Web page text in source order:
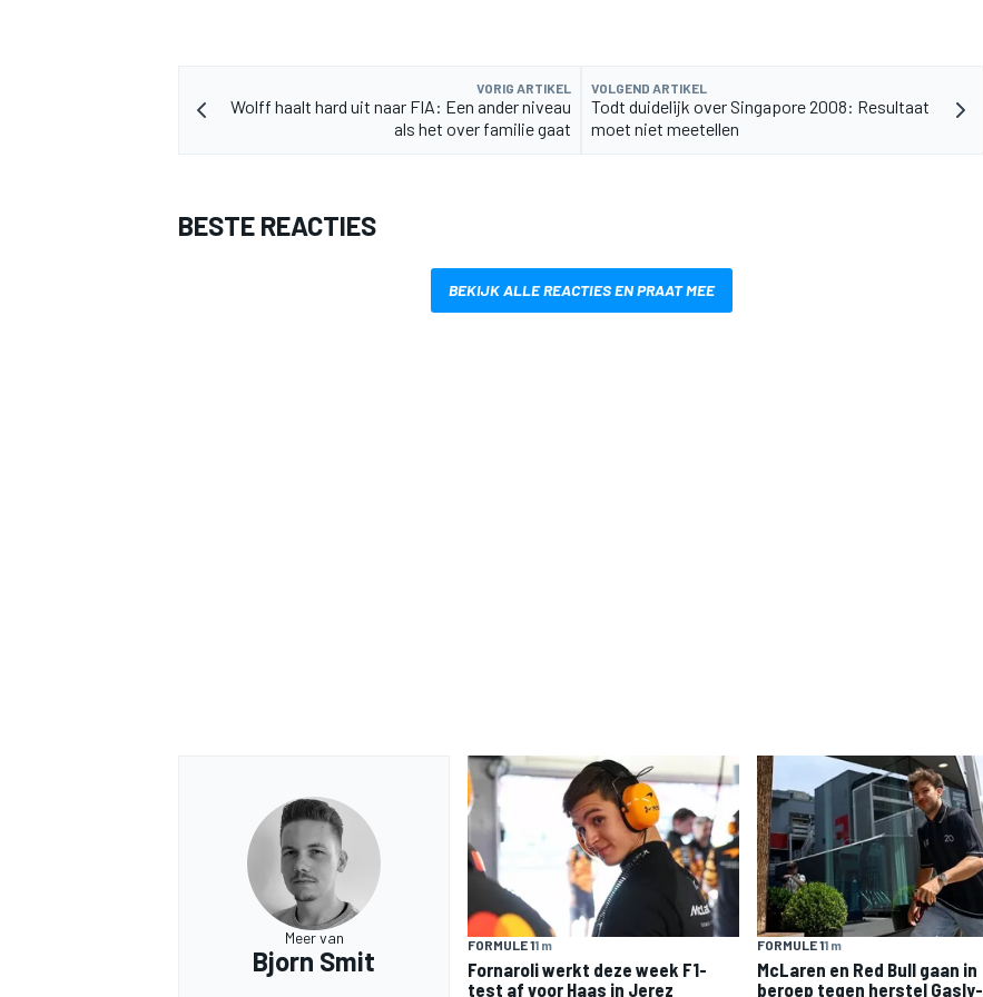
VORIG ARTIKEL
Wolff haalt hard uit naar FIA: Een ander niveau
als het over familie gaat
VOLGEND ARTIKEL
Todt duidelijk over Singapore 2008: Resultaat
moet niet meetellen
BESTE REACTIES
BEKIJK ALLE REACTIES EN PRAAT MEE
Meer van
Bjorn Smit
FORMULE 11 m
Fornaroli werkt deze week F1-
test af voor Haas in Jerez
FORMULE 11 m
McLaren en Red Bull gaan in
beroep tegen herstel Gasly-